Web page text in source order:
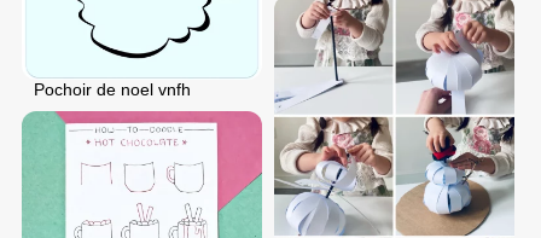
Pochoir de noel vnfh